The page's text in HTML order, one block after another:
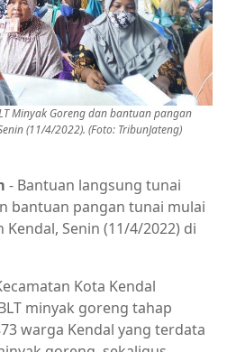
Minyak Goreng dan bantuan pangan
(11/4/2022). (Foto: TribunJateng)
- Bantuan langsung tunai
bantuan pangan tunai mulai
Senin (11/4/2022) di
Kota Kendal
minyak goreng tahap
warga Kendal yang terdata